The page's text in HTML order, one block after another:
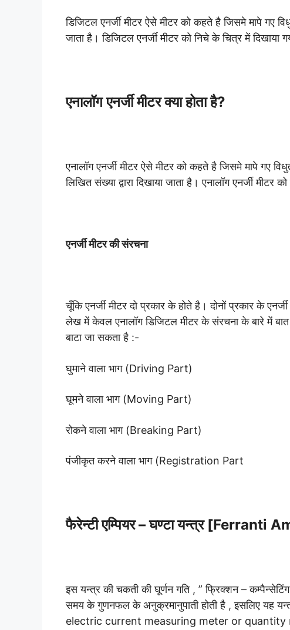
डिजिटल एनर्जी मीटर ऐसे मीटर को कहते है जिसमे मापे गए
जाता है। डिजिटल एनर्जी मीटर को निचे के चित्र में दिखाया
एनालॉग एनर्जी मीटर क्या होता है?
एनालॉग एनर्जी मीटर ऐसे मीटर को कहते है जिसमे मापे गए
लिखित संख्या द्वारा दिखाया जाता है। एनालॉग एनर्जी मीटर
एनर्जी मीटर की संरचना
चूँकि एनर्जी मीटर दो प्रकार के होते है। दोनों प्रकार के
लेख में केवल एनालॉग डिजिटल मीटर के संरचना के बारे में
बाटा जा सकता है :-
घुमाने वाला भाग (Driving Part)
घूमने वाला भाग (Moving Part)
रोकने वाला भाग (Breaking Part)
पंजीकृत करने वाला भाग (Registration Part
फैरेन्टी एम्पियर – घण्टा यन्त्र
इस यन्त्र की चकती की घूर्णन गति , ” फ्रिक्शन – कम्पैन्सेटिंग
समय के गुणनफल के अनुक्रमानुपाती होती है , इसलिए यह
electric current measuring meter or quantity